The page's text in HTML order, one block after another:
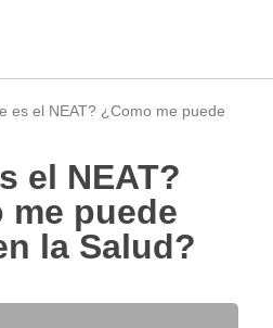
es el NEAT? ¿Como me puede
me puede
la Salud?